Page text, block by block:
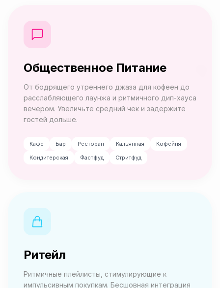
Общественное Питание
От бодрящего утреннего джаза для кофеен до
расслабляющего лаунжа и ритмичного дип-хауса
вечером. Увеличьте средний чек и задержите
гостей дольше.
Кафе Бар Ресторан Кальянная
Кофейня
Кондитерская
Фастфуд Стритфуд
Ритейл
Ритмичные плейлисты, стимулирующие к
импульсивным покупкам. Бесшовная интеграция